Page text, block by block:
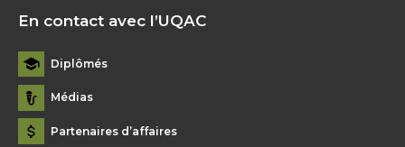
En contact avec l’UQAC
Diplômés
Médias
Partenaires d’affaires